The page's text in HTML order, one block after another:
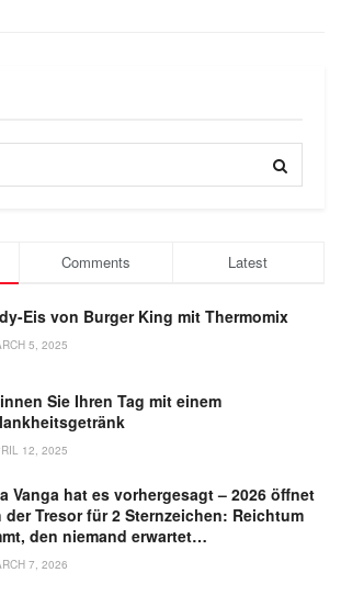
Comments Latest
Eis von Burger King mit Thermomix
5, 2025
Sie Ihren Tag mit einem
12, 2025
Vanga hat es vorhergesagt – 2026 öffnet
der Tresor für 2 Sternzeichen: Reichtum
den niemand erwartet…
7, 2026